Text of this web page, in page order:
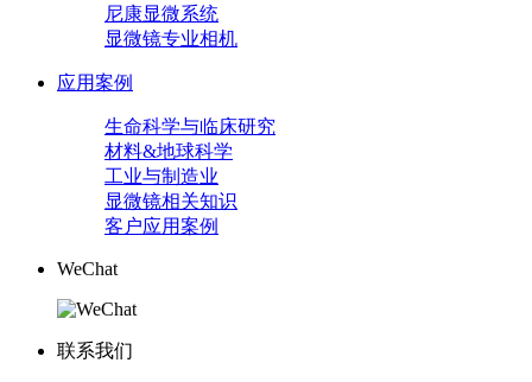
尼康显微系统
显微镜专业相机
应用案例
生命科学与临床研究
材料&地球科学
工业与制造业
显微镜相关知识
客户应用案例
WeChat
联系我们